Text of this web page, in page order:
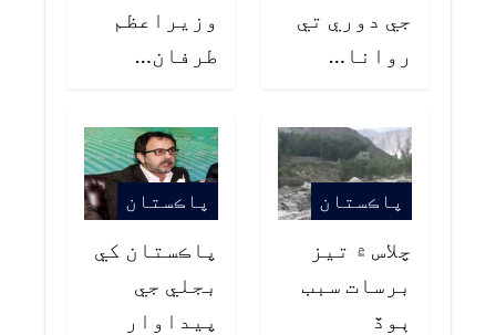
جي دوري تي
روانا…
وزيراعظم
طرفان…
پاڪستان
چلاس ۾ تيز
برسات سبب
ٻوڏ
پاڪستان
پاڪستان کي
بجلي جي
پيداوار